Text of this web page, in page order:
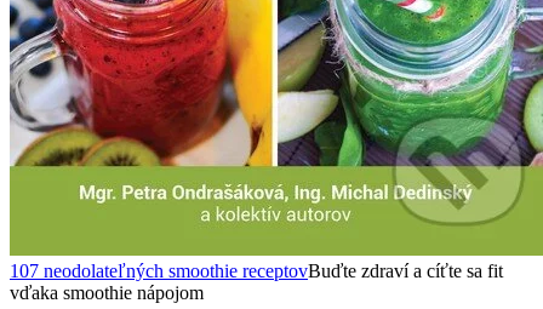
107 neodolateľných smoothie receptovBuďte zdraví a cíťte sa fit
vďaka smoothie nápojom